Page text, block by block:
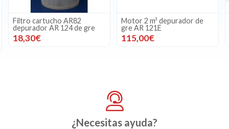
Filtro cartucho AR82
depurador AR 124 de gre
18,30€
Motor 2 m³ depurador de
gre AR 121E
115,00€
¿Necesitas ayuda?